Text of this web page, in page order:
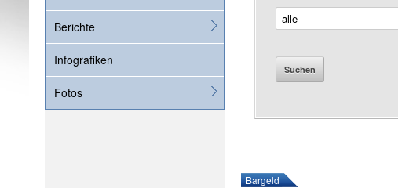
Berichte
Infografiken
Fotos
Suchen
Bargeld